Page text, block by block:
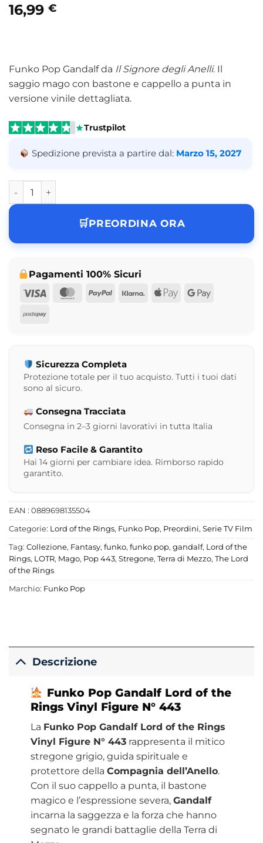
16,99 €
Funko Pop Gandalf da Il Signore degli Anelli. Il
saggio mago con bastone e cappello a punta in
versione vinile dettagliata.
Trustpilot
Spedizione prevista a partire dal: Marzo 15, 2027
Funko Pop Gandalf Lord of the Rings Vinyl Figure N° 443
PREORDINA ORA
Pagamenti 100% Sicuri
Visa
MasterCard
PayPalKlarna Apple Google
Postepay
Sicurezza Completa
Protezione totale per il tuo acquisto. Tutti i tuoi dati
sono al sicuro.
Consegna Tracciata
Consegna in 2–3 giorni lavorativi in tutta Italia
Reso Facile & Garantito
Hai 14 giorni per cambiare idea. Rimborso rapido
garantito.
EAN : 0889698135504
Categorie: Lord of the Rings, Funko Pop, Preordini, Serie TV Film
Tag: Collezione, Fantasy, funko, funko pop, gandalf, Lord of the
Rings, LOTR, Mago, Pop 443, Stregone, Terra di Mezzo, The Lord
of the Rings
Marchio: Funko Pop
Descrizione
Funko Pop Gandalf Lord of the
Rings Vinyl Figure N° 443
La Funko Pop Gandalf Lord of the Rings
Vinyl Figure N° 443rappresenta il mitico
stregone grigio, guida spirituale e
protettore della Compagnia dell’Anello.
Con il suo cappello a punta, il bastone
magico e l’espressione severa, Gandalf
incarna la saggezza e la forza che hanno
segnato le grandi battaglie della Terra di